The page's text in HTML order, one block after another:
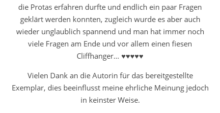
die Protas erfahren durfte und endlich ein paar Fragen
geklärt werden konnten, zugleich wurde es aber auch
wieder unglaublich spannend und man hat immer noch
viele Fragen am Ende und vor allem einen fiesen
Cliffhanger… ♥♥♥♥♥
Vielen Dank an die Autorin für das bereitgestellte
Exemplar, dies beeinflusst meine ehrliche Meinung jedoch
in keinster Weise.